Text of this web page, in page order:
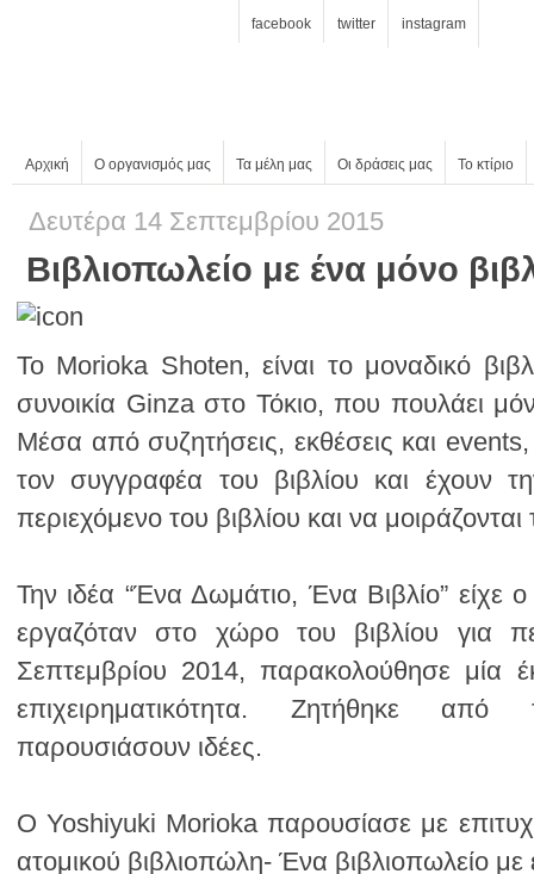
facebook twitter instagram
Αρχική Ο οργανισμός μας Τα μέλη μας Οι δράσεις μας Το κτίριο
Δευτέρα 14 Σεπτεμβρίου 2015
Βιβλιοπωλείο με ένα μόνο
περιεχόμενο του βιβλίου και να
παρουσιάσουν ιδέες.
ατομικού βιβλιοπώλη- Ένα βιβλιοπωλείο με